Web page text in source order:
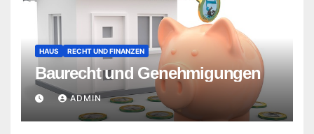
HAUS RECHT UND FINANZEN
Baurecht und Genehmigungen
ADMIN